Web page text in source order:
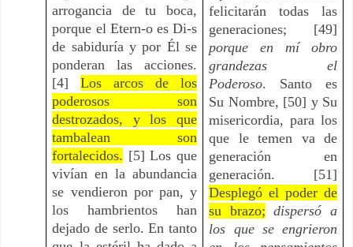
arrogancia de tu boca,
porque el Etern-o es Di-s
de sabiduría y por Él se
ponderan las acciones.
[4]Los arcos de los
poderosos son
destrozados, y los que
tambalean son
fortalecidos. [5] Los que
vivían en la abundancia
se vendieron por pan, y
los hambrientos han
dejado de serlo. En tanto
felicitarán todas las
generaciones; [49]
porque en mí obro
grandezas el
Poderoso. Santo es
Su Nombre, [50] y Su
misericordia, para los
que le temen va de
generación en
generación. [51]
Desplegó el poder de
su brazo; dispersó a
los que se engrieron